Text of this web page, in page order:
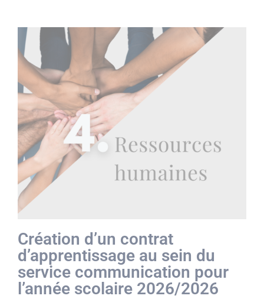
Création d’un contrat
d’apprentissage au sein du
service communication pour
l’année scolaire 2026/2026